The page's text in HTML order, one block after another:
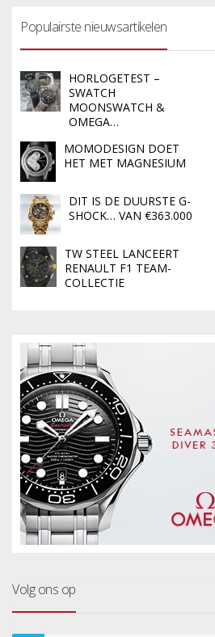
Populairste nieuwsartikelen
HORLOGETEST –
SWATCH
MOONSWATCH &
OMEGA…
MOMODESIGN DOET
HET MET MAGNESIUM
DIT IS DE DUURSTE G-
SHOCK… VAN €363.000
TW STEEL LANCEERT
RENAULT F1 TEAM-
COLLECTIE
Volg ons op